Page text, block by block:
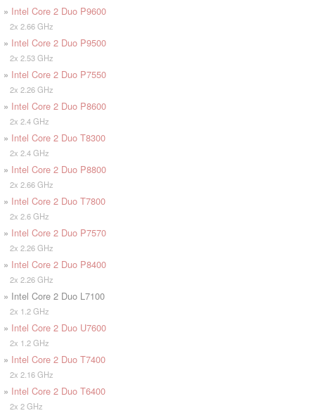
» Intel Core 2 Duo P9600
2x 2.66 GHz
» Intel Core 2 Duo P9500
2x 2.53 GHz
» Intel Core 2 Duo P7550
2x 2.26 GHz
» Intel Core 2 Duo P8600
2x 2.4 GHz
» Intel Core 2 Duo T8300
2x 2.4 GHz
» Intel Core 2 Duo P8800
2x 2.66 GHz
» Intel Core 2 Duo T7800
2x 2.6 GHz
» Intel Core 2 Duo P7570
2x 2.26 GHz
» Intel Core 2 Duo P8400
2x 2.26 GHz
» Intel Core 2 Duo L7100
2x 1.2 GHz
» Intel Core 2 Duo U7600
2x 1.2 GHz
» Intel Core 2 Duo T7400
2x 2.16 GHz
» Intel Core 2 Duo T6400
2x 2 GHz